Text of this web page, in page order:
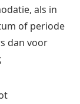
als in
of periode
dan voor